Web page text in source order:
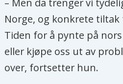
– Men da trenger vi
Norge, og konkrete
Tiden for å pynte på
eller kjøpe oss ut av
over, fortsetter hun.